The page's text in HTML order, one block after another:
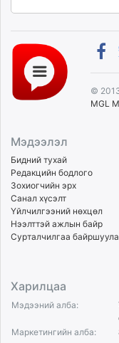
©
MGL
Мэдээлэл
Бидний тухай
Редакцийн бодлого
Зохиогчийн эрх
Санал хүсэлт
Үйлчилгээний нөхцөл
Нээлттэй ажлын байр
Сурталчилгаа
Харилцаа
Мэдээний алба:
Маркетингийн алба: